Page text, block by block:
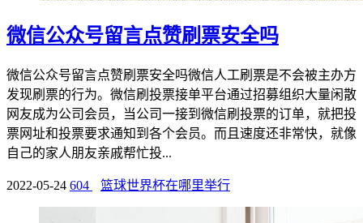
微信公众号留言点赞刷票安全吗
微信公众号留言点赞刷票安全吗微信人工刷票是不会被主办方
发现刷票的行为。微信刷投票接单平台通过招募组织大量闲散
网友成为公司会员，当公司一接到微信刷投票的订单，就把投
票网址和投票要求通知到各个会员。而且速度还非常快，就像
自己的家人朋友亲戚帮忙投...
2022-05-24 604 篮球世界杯在哪里举行